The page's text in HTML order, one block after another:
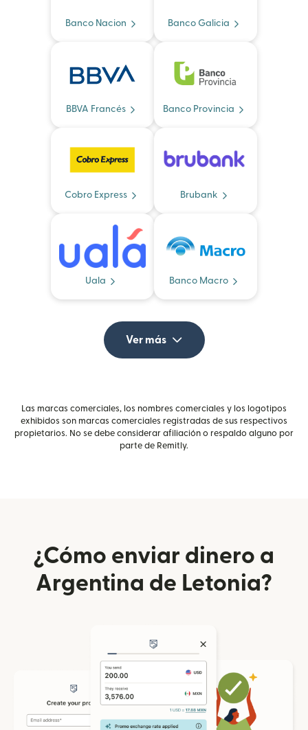
Banco Nacion Banco Galicia
BBVA Francés Banco Provincia
Cobro Express Brubank
Uala Banco Macro
Ver más
Las marcas comerciales, los nombres comerciales y los logotipos
exhibidos son marcas comerciales registradas de sus respectivos
propietarios. No se debe considerar afiliación o respaldo alguno por
parte de Remitly.
¿Cómo enviar dinero a
Argentina de Letonia?